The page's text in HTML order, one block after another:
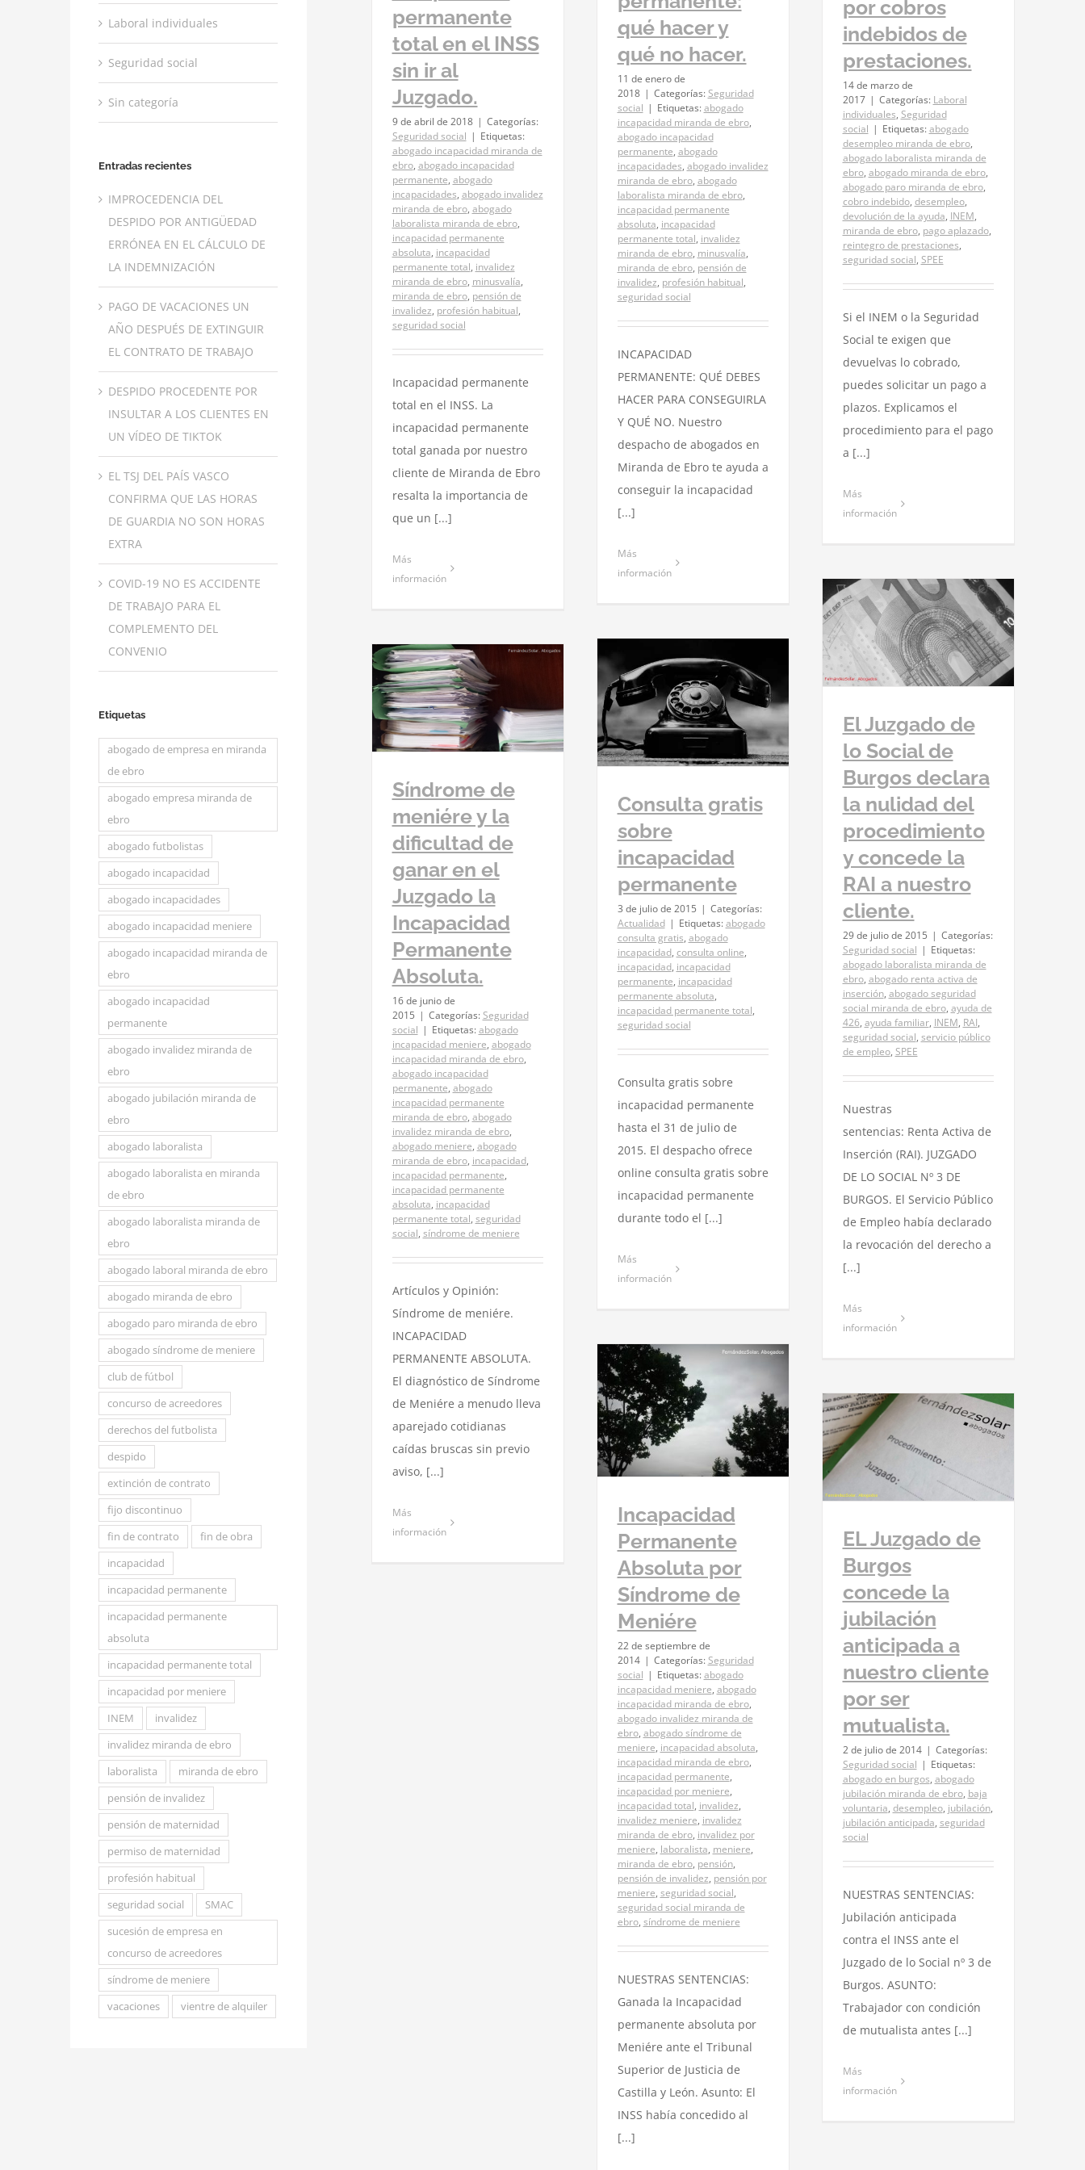
permanente
total en el INSS
sin ir al
Juzgado.
9 de abril de 2018 | Categorías:
Seguridad social | Etiquetas:
abogado incapacidad miranda de
ebro, abogado incapacidad
permanente, abogado
incapacidades, abogado invalidez
miranda de ebro, abogado
laboralista miranda de ebro,
incapacidad permanente
absoluta, incapacidad
permanente total, invalidez
miranda de ebro, minusvalía,
miranda de ebro, pensión de
invalidez, profesión habitual,
seguridad social
Incapacidad permanente
total en el INSS. La
incapacidad permanente
total ganada por nuestro
cliente de Miranda de Ebro
resalta la importancia de
que un [...]
Más
información
qué hacer y
qué no hacer.
11 de enero de
2018 | Categorías:Seguridad
social | Etiquetas:abogado
incapacidad miranda de ebro,
abogado incapacidad
permanente, abogado
incapacidades, abogado invalidez
miranda de ebro, abogado
laboralista miranda de ebro,
incapacidad permanente
absoluta, incapacidad
permanente total, invalidez
miranda de ebro, minusvalía,
miranda de ebro, pensión de
invalidez, profesión habitual,
seguridad social
INCAPACIDAD
PERMANENTE: QUÉ DEBES
HACER PARA CONSEGUIRLA
Y QUÉ NO. Nuestro
despacho de abogados en
Miranda de Ebro te ayuda a
conseguir la incapacidad
[...]
Más
información
por cobros
indebidos de
prestaciones.
14 de marzo de
2017 | Categorías: Laboral
individuales, Seguridad
social | Etiquetas:abogado
desempleo miranda de ebro,
abogado laboralista miranda de
ebro, abogado miranda de ebro,
abogado paro miranda de ebro,
cobro indebido, desempleo,
devolución de la ayuda, INEM,
miranda de ebro, pago aplazado,
reintegro de prestaciones,
seguridad social, SPEE
Si el INEM o la Seguridad
Social te exigen que
devuelvas lo cobrado,
puedes solicitar un pago a
plazos. Explicamos el
procedimiento para el pago
a [...]
Más
información
la RAI a nuestro cliente.
Seguridad social
El Juzgado de
lo Social de
Burgos declara
la nulidad del
procedimiento
y concede la
RAI a nuestro
cliente.
29 de julio de 2015 | Categorías:
Seguridad social | Etiquetas:
abogado laboralista miranda de
ebro, abogado renta activa de
inserción, abogado seguridad
social miranda de ebro, ayuda de
426, ayuda familiar, INEM, RAI,
seguridad social, servicio público
de empleo, SPEE
Nuestras
sentencias: Renta Activa de
Inserción (RAI). JUZGADO
DE LO SOCIAL Nº 3 DE
BURGOS. El Servicio Público
de Empleo había declarado
la revocación del derecho a
[...]
Más
información
Consulta gratis sobre
incapacidad permanente
Actualidad
Consulta gratis
sobre
incapacidad
permanente
3 de julio de 2015 | Categorías:
Actualidad | Etiquetas:abogado
consulta gratis, abogado
incapacidad, consulta online,
incapacidad, incapacidad
permanente, incapacidad
permanente absoluta,
incapacidad permanente total,
seguridad social
Consulta gratis sobre
incapacidad permanente
hasta el 31 de julio de
2015. El despacho ofrece
online consulta gratis sobre
incapacidad permanente
durante todo el [...]
Más
información
Seguridad social
Síndrome de
meniére y la
dificultad de
ganar en el
Juzgado la
Incapacidad
Permanente
Absoluta.
16 de junio de
2015 | Categorías:Seguridad
social | Etiquetas:abogado
incapacidad meniere, abogado
incapacidad miranda de ebro,
abogado incapacidad
permanente, abogado
incapacidad permanente
miranda de ebro, abogado
invalidez miranda de ebro,
abogado meniere, abogado
miranda de ebro, incapacidad,
incapacidad permanente,
incapacidad permanente
absoluta, incapacidad
permanente total, seguridad
social, síndrome de meniere
Artículos y Opinión:
Síndrome de meniére.
INCAPACIDAD
PERMANENTE ABSOLUTA.
El diagnóstico de Síndrome
de Meniére a menudo lleva
aparejado cotidianas
caídas bruscas sin previo
aviso, [...]
Más
información
Incapacidad Permanente
Absoluta por Síndrome de
Seguridad social
Incapacidad
Permanente
Absoluta por
Síndrome de
Meniére
22 de septiembre de
2014 | Categorías:Seguridad
social | Etiquetas:abogado
incapacidad meniere, abogado
incapacidad miranda de ebro,
abogado invalidez miranda de
ebro, abogado síndrome de
meniere, incapacidad absoluta,
incapacidad miranda de ebro,
incapacidad permanente,
incapacidad por meniere,
incapacidad total, invalidez,
invalidez meniere, invalidez
miranda de ebro, invalidez por
meniere, laboralista, meniere,
miranda de ebro, pensión,
pensión de invalidez, pensión por
meniere, seguridad social,
seguridad social miranda de
ebro, síndrome de meniere
NUESTRAS SENTENCIAS:
Ganada la Incapacidad
permanente absoluta por
Meniére ante el Tribunal
Superior de Justicia de
Castilla y León. Asunto: El
INSS había concedido al
[...]
EL Juzgado de Burgos
concede la jubilación
anticipada a nuestro cliente
EL Juzgado de
Burgos
concede la
jubilación
anticipada a
nuestro cliente
por ser
mutualista.
2 de julio de 2014 | Categorías:
Seguridad social | Etiquetas:
abogado en burgos, abogado
jubilación miranda de ebro, baja
voluntaria, desempleo, jubilación,
jubilación anticipada, seguridad
social
NUESTRAS SENTENCIAS:
Jubilación anticipada
contra el INSS ante el
Juzgado de lo Social nº 3 de
Burgos. ASUNTO:
Trabajador con condición
de mutualista antes [...]
Más
información
Laboral individuales
Seguridad social
Sin categoría
Entradas recientes
IMPROCEDENCIA DEL
DESPIDO POR ANTIGÜEDAD
ERRÓNEA EN EL CÁLCULO DE
LA INDEMNIZACIÓN
PAGO DE VACACIONES UN
AÑO DESPUÉS DE EXTINGUIR
EL CONTRATO DE TRABAJO
DESPIDO PROCEDENTE POR
INSULTAR A LOS CLIENTES EN
UN VÍDEO DE TIKTOK
EL TSJ DEL PAÍS VASCO
CONFIRMA QUE LAS HORAS
DE GUARDIA NO SON HORAS
EXTRA
COVID-19 NO ES ACCIDENTE
DE TRABAJO PARA EL
COMPLEMENTO DEL
CONVENIO
Etiquetas
abogado de empresa en miranda
de ebro
abogado empresa miranda de
ebro
abogado futbolistas
abogado incapacidad
abogado incapacidades
abogado incapacidad meniere
abogado incapacidad miranda de
ebro
abogado incapacidad
permanente
abogado invalidez miranda de
ebro
abogado jubilación miranda de
ebro
abogado laboralista
abogado laboralista en miranda
de ebro
abogado laboralista miranda de
ebro
abogado laboral miranda de ebro
abogado miranda de ebro
abogado paro miranda de ebro
abogado síndrome de meniere
club de fútbol
concurso de acreedores
derechos del futbolista
despido
extinción de contrato
fijo discontinuo
fin de contrato
fin de obra
incapacidad
incapacidad permanente
incapacidad permanente
absoluta
incapacidad permanente total
incapacidad por meniere
INEM
invalidez
invalidez miranda de ebro
laboralista
miranda de ebro
pensión de invalidez
pensión de maternidad
permiso de maternidad
profesión habitual
seguridad social
SMAC
sucesión de empresa en
concurso de acreedores
síndrome de meniere
vacaciones
vientre de alquiler